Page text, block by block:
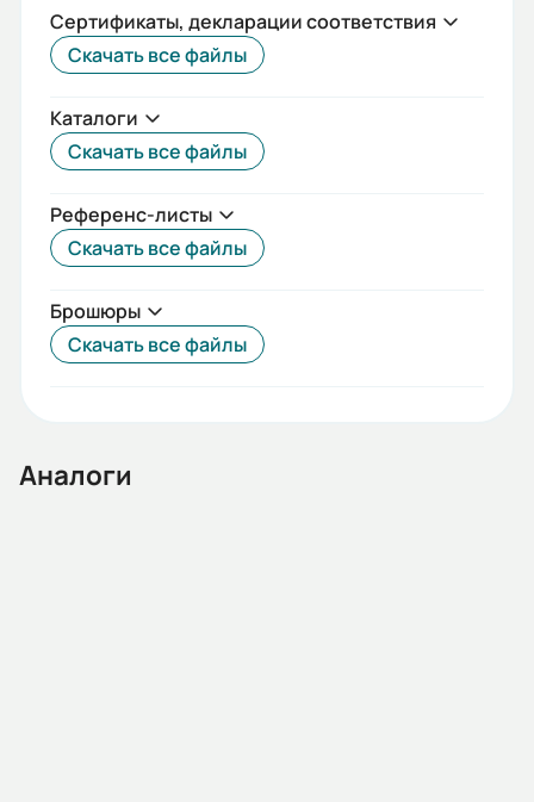
Срок службы, лет:
20
Вес (кг):
0.32
Габариты (ШхВхГ, м):
45.476x0.098x0.09
Сертификаты, декларации соответствия
Скачать все файлы
Каталоги
Скачать все файлы
Референс-листы
Скачать все файлы
Брошюры
Скачать все файлы
Аналоги